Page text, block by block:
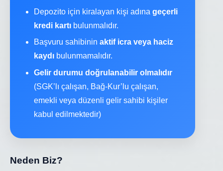
Depozito için kiralayan kişi adına geçerli
kredi kartı bulunmalıdır.
Başvuru sahibinin aktif icra veya haciz
kaydı bulunmamalıdır.
Gelir durumu doğrulanabilir olmalıdır
(SGK’lı çalışan, Bağ-Kur’lu çalışan,
emekli veya düzenli gelir sahibi kişiler
kabul edilmektedir)
Neden Biz?